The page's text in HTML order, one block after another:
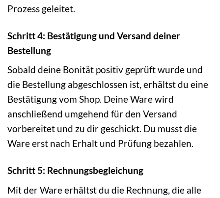
Prozess geleitet.
Schritt 4: Bestätigung und Versand deiner
Bestellung
Sobald deine Bonität positiv geprüft wurde und
die Bestellung abgeschlossen ist, erhältst du eine
Bestätigung vom Shop. Deine Ware wird
anschließend umgehend für den Versand
vorbereitet und zu dir geschickt. Du musst die
Ware erst nach Erhalt und Prüfung bezahlen.
Schritt 5: Rechnungsbegleichung
Mit der Ware erhältst du die Rechnung, die alle